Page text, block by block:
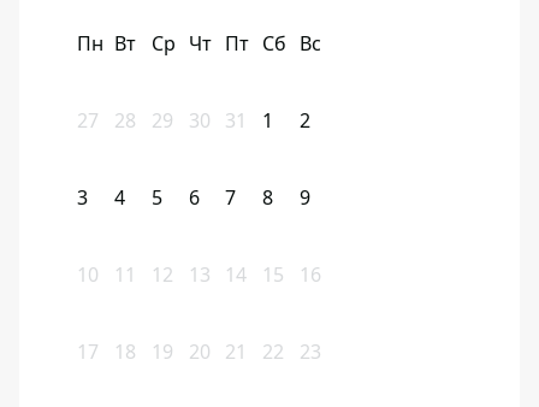
Пн Вт Ср Чт Пт Сб Вс
27 28 29 30 31 1 2
3 4 5 6 7 8 9
10 11 12 13 14 15 16
17 18 19 20 21 22 23